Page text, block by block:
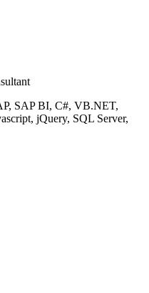
SAP BI, C#, VB.NET,
jQuery, SQL Server,